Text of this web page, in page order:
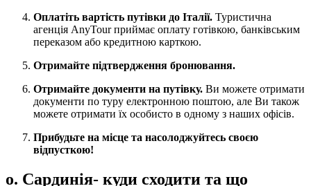
Оплатіть вартість путівки до Італії. Туристична
агенція AnyTour приймає оплату готівкою, банківським
переказом або кредитною карткою.
Отримайте підтвердження бронювання.
Отримайте документи на путівку. Ви можете отримати
документи по туру електронною поштою, але Ви також
можете отримати їх особисто в одному з наших офісів.
Прибудьте на місце та насолоджуйтесь своєю
відпусткою!
о. Сардинія- куди сходити та що